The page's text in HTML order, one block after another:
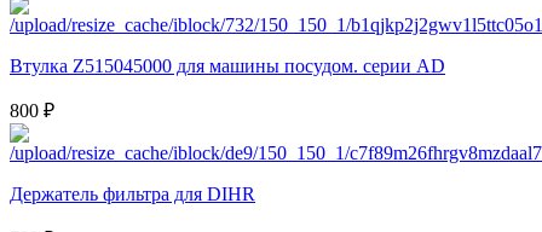
Втулка Z515045000 для машины посудом. серии AD
800 ₽
Держатель фильтра для DIHR